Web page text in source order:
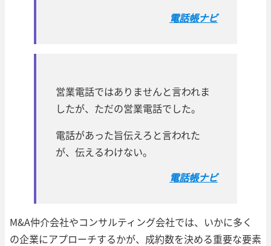
電話帳ナビ
営業電話ではありませんと言われま
したが、ただの営業電話でした。
電話があった旨伝えろと言われた
が、伝えるわけない。
電話帳ナビ
M&A仲介会社やコンサルティング会社では、いかに多く
の企業にアプローチするかが、成約数を決める重要な要素